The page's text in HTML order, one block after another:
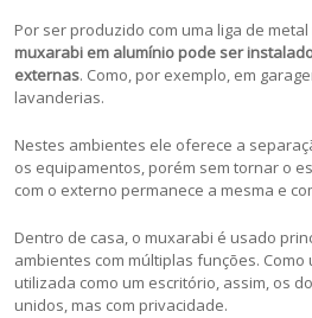
Por ser produzido com uma liga de
muxarabi em alumínio pode ser
externas. Como, por exemplo, em
lavanderias.
Nestes ambientes ele oferece a
os equipamentos, porém sem tornar o
com o externo permanece a mesma e
Dentro de casa, o muxarabi é usado
ambientes com múltiplas funções.
utilizada como um escritório, assim, os
unidos, mas com privacidade.